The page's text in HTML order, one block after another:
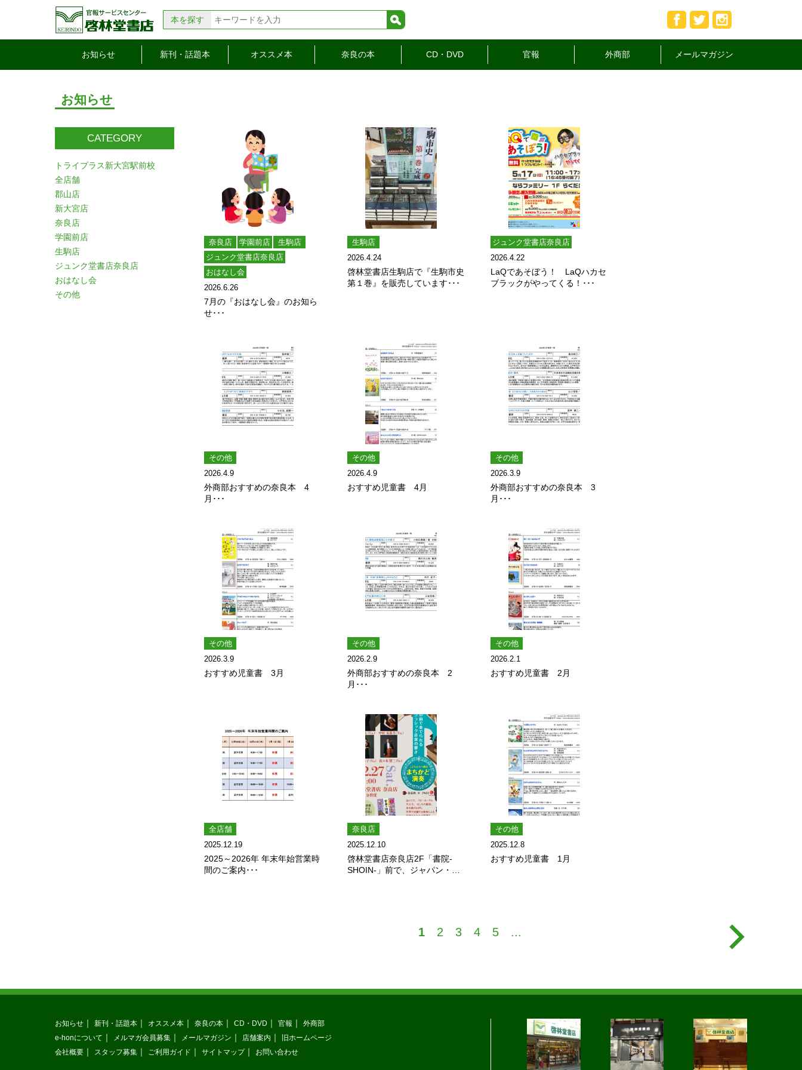
本を探す
お知らせ 新刊・話題本 オススメ本 奈良の本 CD・DVD 官報 外商部 メールマガジン
お知らせ
奈良店 学園前店
生駒店
ジュンク堂書店奈良店
おはなし会
2026.6.26
7月の『おはなし会』のお知ら
せ･･･
生駒店
2026.4.24
啓林堂書店生駒店で『生駒市史
第１巻』を販売しています･･･
ジュンク堂書店奈良店
2026.4.22
LaQであそぼう！ LaQハカセ
ブラックがやってくる！･･･
その他
2026.4.9
外商部おすすめの奈良本 4
月･･･
その他
2026.4.9
おすすめ児童書 4月
その他
2026.3.9
外商部おすすめの奈良本 3
月･･･
その他
2026.3.9
おすすめ児童書 3月
その他
2026.2.9
外商部おすすめの奈良本 2
月･･･
その他
2026.2.1
おすすめ児童書 2月
全店舗
2025.12.19
2025～2026年 年末年始営業時
間のご案内･･･
奈良店
2025.12.10
啓林堂書店奈良店2F「書院-
SHOIN-」前で、ジャパン・ナ
その他
2025.12.8
おすすめ児童書 1月
1 2 3 4 5 ...
CATEGORY
トライプラス新大宮駅前校
全店舗
郡山店
新大宮店
奈良店
学園前店
生駒店
ジュンク堂書店奈良店
おはなし会
その他
お知らせ 新刊・話題本 オススメ本 奈良の本 CD・DVD 官報
外商部
e-honについて
メルマガ会員募集 メールマガジン 店舗案内
旧ホームページ
会社概要
スタッフ募集 ご利用ガイド サイトマップ お問い合わせ